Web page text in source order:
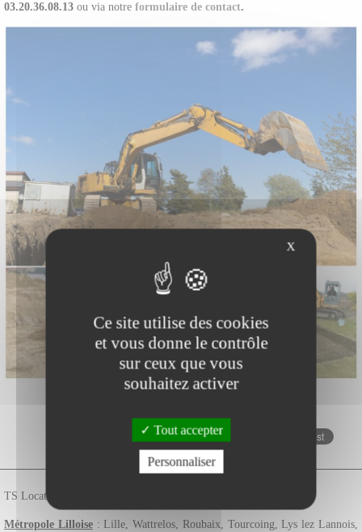
03.20.36.08.13 ou via notre formulaire de contact.
Zone d'intervention - TS Location
TS Location est implantée à
Métropole Lilloise: Lille, Wattrelos, Roubaix, Tourcoing, Lys lez Lannois,
X
Ce site utilise des cookies
et vous donne le contrôle
sur ceux que vous
souhaitez activer
Tout accepter
Personnaliser